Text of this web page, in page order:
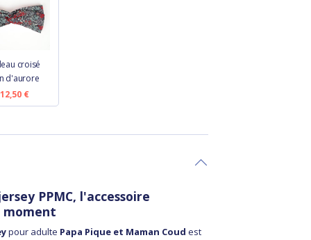
croisé
d'aurore
12,50 €
PPMC, l'accessoire
moment
pour adulte Papa Pique et Maman Coud est